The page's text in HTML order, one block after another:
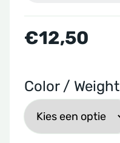
€12,50
Color / Weight